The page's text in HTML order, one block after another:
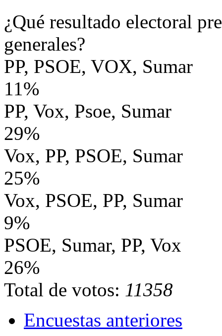
¿Qué resultado electoral
generales?
PP, PSOE, VOX, Sumar
11%
PP, Vox, Psoe, Sumar
29%
Vox, PP, PSOE, Sumar
25%
Vox, PSOE, PP, Sumar
9%
PSOE, Sumar, PP, Vox
26%
Total de votos: 11358
Encuestas anteriores